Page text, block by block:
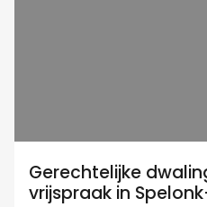
Gerechtelijke
vrijspraak in